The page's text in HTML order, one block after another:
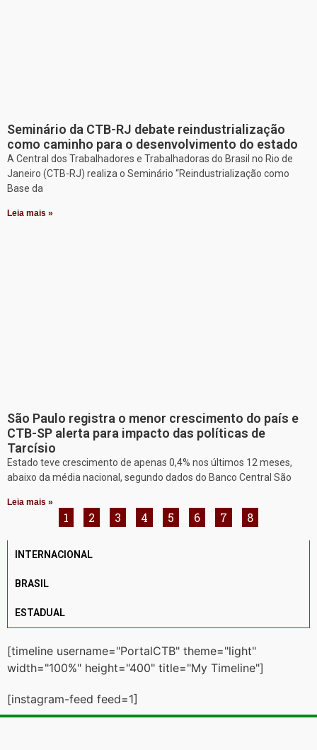
Seminário da CTB-RJ debate reindustrialização
como caminho para o desenvolvimento do estado
A Central dos Trabalhadores e Trabalhadoras do Brasil no Rio de
Janeiro (CTB-RJ) realiza o Seminário “Reindustrialização como
Base da
Leia mais »
São Paulo registra o menor crescimento do país e
CTB-SP alerta para impacto das políticas de
Tarcísio
Estado teve crescimento de apenas 0,4% nos últimos 12 meses,
abaixo da média nacional, segundo dados do Banco Central São
Leia mais »
1 2 3 4 5 6 7 8
INTERNACIONAL
BRASIL
ESTADUAL
[timeline username="PortalCTB" theme="light"
width="100%" height="400" title="My Timeline"]
[instagram-feed feed=1]